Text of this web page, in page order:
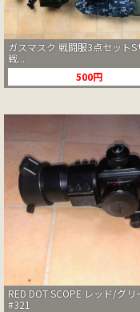
ガスマスク 戦闘服3点セットS
戦...
500円
RED DOT SCOPE レッド/グリ
#321